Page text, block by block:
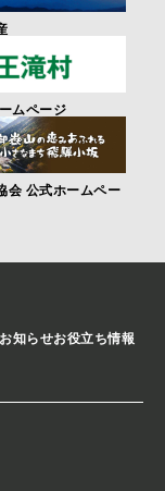
ムページ
会 公式ホームペー
お知らせお役立ち情報